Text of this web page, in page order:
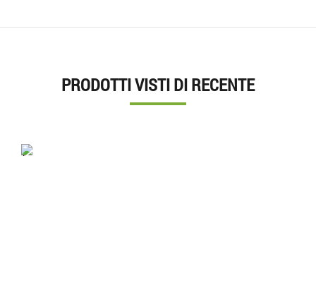
PRODOTTI VISTI DI RECENTE
'.'